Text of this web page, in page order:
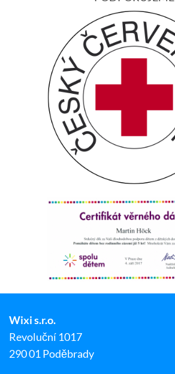
Wixi s.r.o.
Revoluční 1017
290 01 Poděbrady